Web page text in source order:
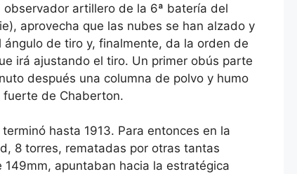
artillero de la 6ª batería del
aprovecha que las nubes se han alzado y
de tiro y, finalmente, da la orden de
irá ajustando el tiro. Un primer obús parte
después una columna de polvo y humo
fuerte de Chaberton.
hasta 1913. Para entonces en la
8 torres, rematadas por otras tantas
apuntaban hacia la estratégica